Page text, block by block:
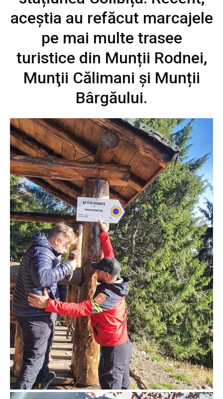
aceștia au refăcut marcajele
pe mai multe trasee
turistice din Munții Rodnei,
Munţii Călimani şi Munții
Bârgăului.